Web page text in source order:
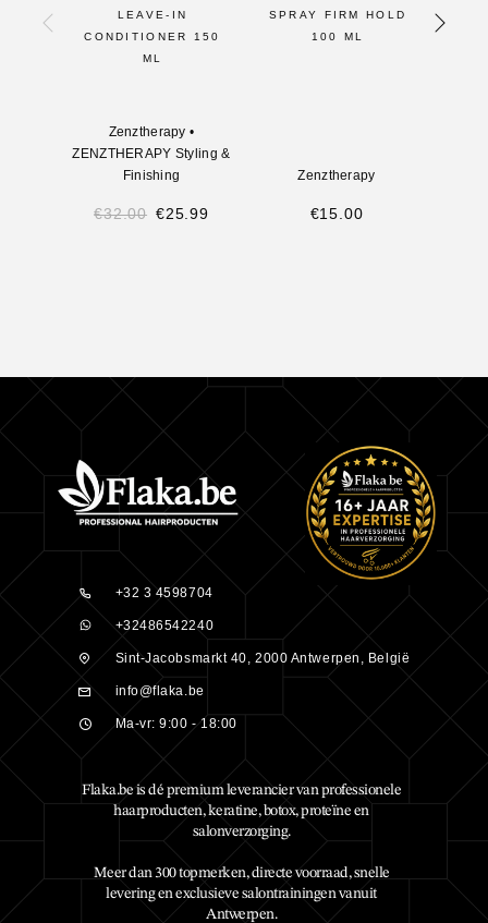
LEAVE-IN
CONDITIONER 150
ML
Zenztherapy •
ZENZTHERAPY Styling &
Finishing
€32.00 €25.99
SPRAY FIRM HOLD
100 ML
Zenztherapy
€15.00
+32 3 4598704
+32486542240
Sint-Jacobsmarkt 40, 2000 Antwerpen, België
info@flaka.be
Ma-vr: 9:00 - 18:00
Flaka.be is dé premium leverancier van professionele
haarproducten, keratine, botox, proteïne en
salonverzorging.
Meer dan 300 topmerken, directe voorraad, snelle
levering en exclusieve salontrainingen vanuit
Antwerpen.